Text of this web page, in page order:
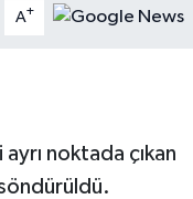
A+
noktada çıkan